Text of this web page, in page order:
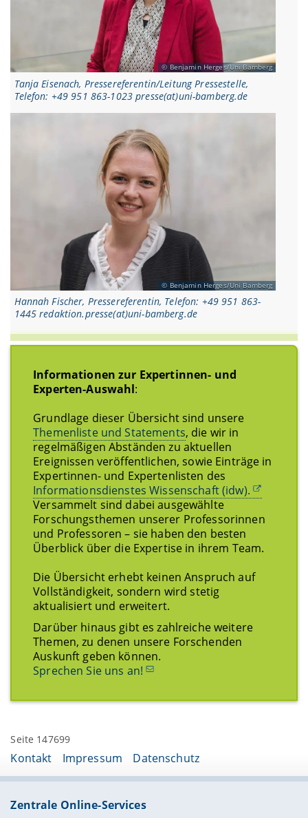
Informationen zur Expertinnen- und
Experten-Auswahl:
Grundlage dieser Übersicht sind unsere
Themenliste und Statements, die wir in
regelmäßigen Abständen zu aktuellen
Ereignissen veröffentlichen, sowie Einträge in
Expertinnen- und Expertenlisten des
Informationsdienstes Wissenschaft (idw).
Versammelt sind dabei ausgewählte
Forschungsthemen unserer Professorinnen
und Professoren – sie haben den besten
Überblick über die Expertise in ihrem Team.
Die Übersicht erhebt keinen Anspruch auf
Vollständigkeit, sondern wird stetig
aktualisiert und erweitert.
Darüber hinaus gibt es zahlreiche weitere
Themen, zu denen unsere Forschenden
Auskunft geben können.
Sprechen Sie uns an!
Benjamin Herges/Uni Bamberg
Tanja Eisenach, Pressereferentin/Leitung Pressestelle,
Telefon: +49 951 863-1023 presse(at)uni-bamberg.de
Benjamin Herges/Uni Bamberg
Hannah Fischer, Pressereferentin, Telefon: +49 951 863-
1445 redaktion.presse(at)uni-bamberg.de
Seite 147699
Kontakt Impressum Datenschutz
Zentrale Online-Services